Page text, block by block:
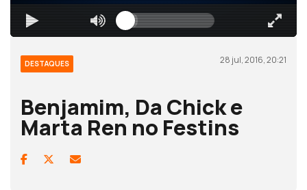
DESTAQUES 28 jul, 2016, 20:21
Benjamim, Da Chick e
Marta Ren no Festins